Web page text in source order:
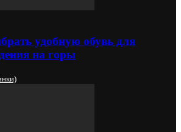
удобную обувь для
на горы